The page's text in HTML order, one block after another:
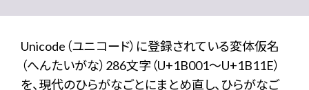
Unicode（ユニコード）に登録されている変体仮名
（へんたいがな）286文字（U+1B001〜U+1B11E）
を、現代のひらがなごとにまとめ直し、ひらがなご